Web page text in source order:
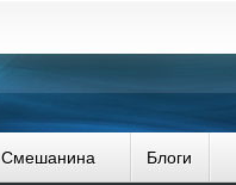
Смешанина Блоги